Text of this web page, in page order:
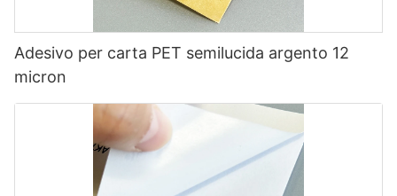
Adesivo per carta PET semilucida argento 12
micron